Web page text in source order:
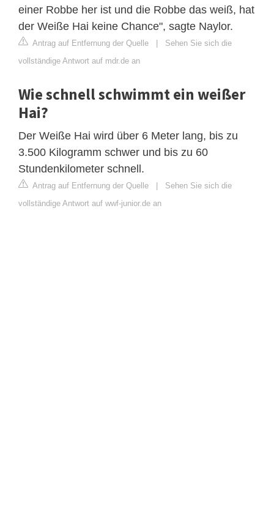
einer Robbe her ist und die Robbe das weiß, hat
der Weiße Hai keine Chance", sagte Naylor.
Antrag auf Entfernung der Quelle | Sehen Sie sich die
vollständige Antwort auf mdr.de an
Wie schnell schwimmt ein weißer
Hai?
Der Weiße Hai wird über 6 Meter lang, bis zu
3.500 Kilogramm schwer und bis zu 60
Stundenkilometer schnell.
Antrag auf Entfernung der Quelle | Sehen Sie sich die
vollständige Antwort auf wwf-junior.de an